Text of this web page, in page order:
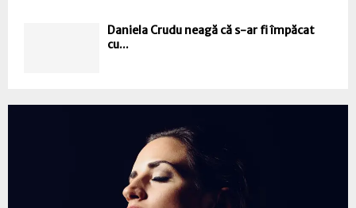
Daniela Crudu neagă că s-ar fi împăcat
cu...